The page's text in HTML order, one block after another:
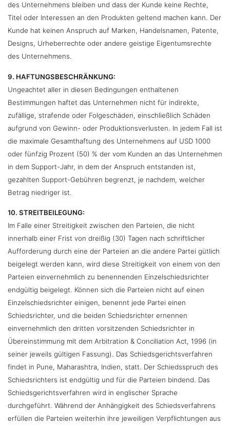
des Unternehmens bleiben und dass der Kunde keine Rechte,
Titel oder Interessen an den Produkten geltend machen kann. Der
Kunde hat keinen Anspruch auf Marken, Handelsnamen, Patente,
Designs, Urheberrechte oder andere geistige Eigentumsrechte
des Unternehmens.
9. HAFTUNGSBESCHRÄNKUNG:
Ungeachtet aller in diesen Bedingungen enthaltenen
Bestimmungen haftet das Unternehmen nicht für indirekte,
zufällige, strafende oder Folgeschäden, einschließlich Schäden
aufgrund von Gewinn- oder Produktionsverlusten. In jedem Fall ist
die maximale Gesamthaftung des Unternehmens auf USD 1000
oder fünfzig Prozent (50) % der vom Kunden an das Unternehmen
in dem Support-Jahr, in dem der Anspruch entstanden ist,
gezahlten Support-Gebühren begrenzt, je nachdem, welcher
Betrag niedriger ist.
10. STREITBEILEGUNG:
Im Falle einer Streitigkeit zwischen den Parteien, die nicht
innerhalb einer Frist von dreißig (30) Tagen nach schriftlicher
Aufforderung durch eine der Parteien an die andere Partei gütlich
beigelegt werden kann, wird diese Streitigkeit von einem von den
Parteien einvernehmlich zu benennenden Einzelschiedsrichter
endgültig beigelegt. Können sich die Parteien nicht auf einen
Einzelschiedsrichter einigen, benennt jede Partei einen
Schiedsrichter, und die beiden Schiedsrichter ernennen
einvernehmlich den dritten vorsitzenden Schiedsrichter in
Übereinstimmung mit dem Arbitration & Conciliation Act, 1996 (in
seiner jeweils gültigen Fassung). Das Schiedsgerichtsverfahren
findet in Pune, Maharashtra, Indien, statt. Der Schiedsspruch des
Schiedsrichters ist endgültig und für die Parteien bindend. Das
Schiedsgerichtsverfahren wird in englischer Sprache
durchgeführt. Während der Anhängigkeit des Schiedsverfahrens
erfüllen die Parteien weiterhin ihre jeweiligen Verpflichtungen aus